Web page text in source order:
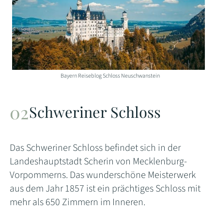
Bayern Reiseblog Schloss Neuschwanstein
Schweriner Schloss
Das Schweriner Schloss befindet sich in der
Landeshauptstadt Scherin von Mecklenburg-
Vorpommerns. Das wunderschöne Meisterwerk
aus dem Jahr 1857 ist ein prächtiges Schloss mit
mehr als 650 Zimmern im Inneren.